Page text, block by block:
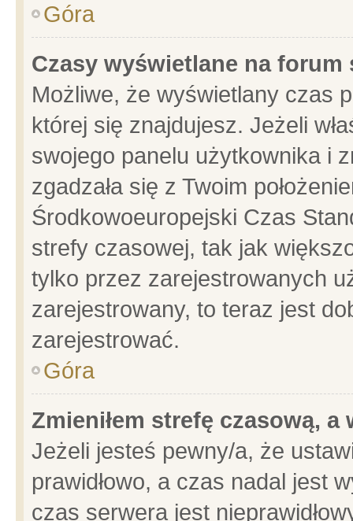
Góra
Czasy wyświetlane na forum
Możliwe, że wyświetlany czas
której się znajdujesz. Jeżeli
swojego panelu użytkownika i
zgadzała się z Twoim
Środkowoeuropejski Czas
strefy czasowej, tak jak
tylko przez zarejestrowanych
zarejestrowany, to teraz jest
zarejestrować.
Góra
Zmieniłem strefę czasową,
Jeżeli jesteś pewny/a, że
prawidłowo, a czas nadal jest
czas serwera jest